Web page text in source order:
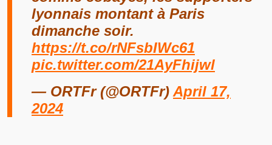
lyonnais montant à Paris
dimanche soir.
https://t.co/rNFsbIWc61
pic.twitter.com/21AyFhijwl
— ORTFr (@ORTFr) April 17,
2024